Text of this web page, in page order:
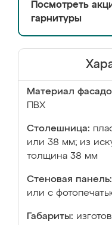
Посмотреть
гарнитуры
Материал
ПВХ
Столешница:
или 38 мм; из
толщина 38 мм
Стеновая панель:
или с
Габариты: